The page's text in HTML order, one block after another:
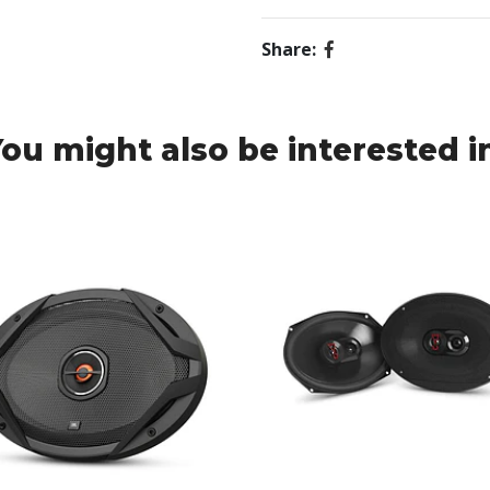
Share:
might also be interested